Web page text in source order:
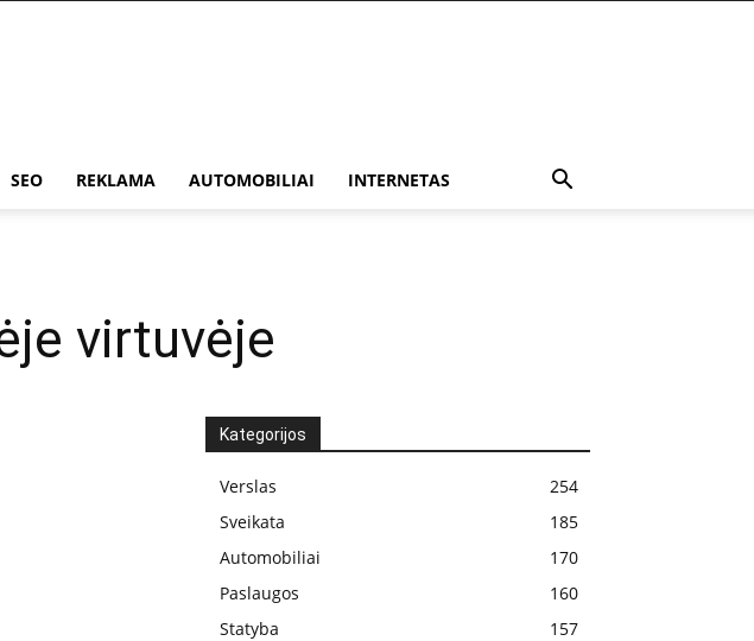
SEO REKLAMA AUTOMOBILIAI INTERNETAS
virtuvėje
Kategorijos
Verslas
254
Sveikata
185
Automobiliai
170
Paslaugos
160
Statyba
157